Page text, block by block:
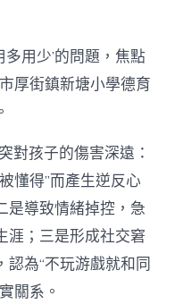
用少’的問題，焦點
厚街鎮新塘小學德育
對孩子的傷害深遠：
懂得”而產生逆反心
是導致情緒掉控，急
涯；三是形成社交窘
為“不玩游戲就和同
關系。